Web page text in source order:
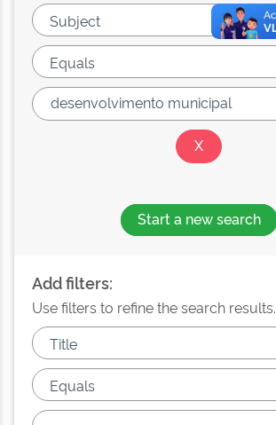
Start a new search
Add filters:
Use filters to refine the search results.